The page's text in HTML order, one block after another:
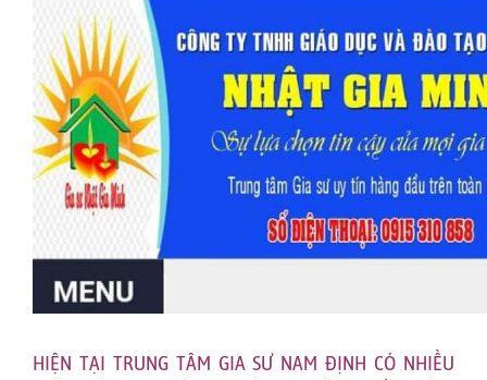
HIỆN TẠI TRUNG TÂM GIA SƯ NAM ĐỊNH CÓ NHIỀU